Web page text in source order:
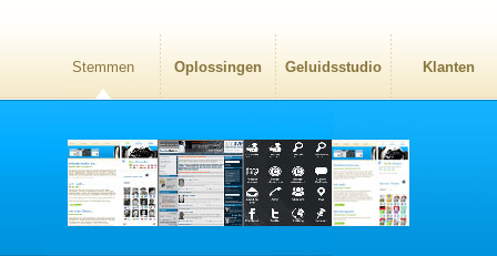
Stemmen Oplossingen Geluidsstudio Klanten